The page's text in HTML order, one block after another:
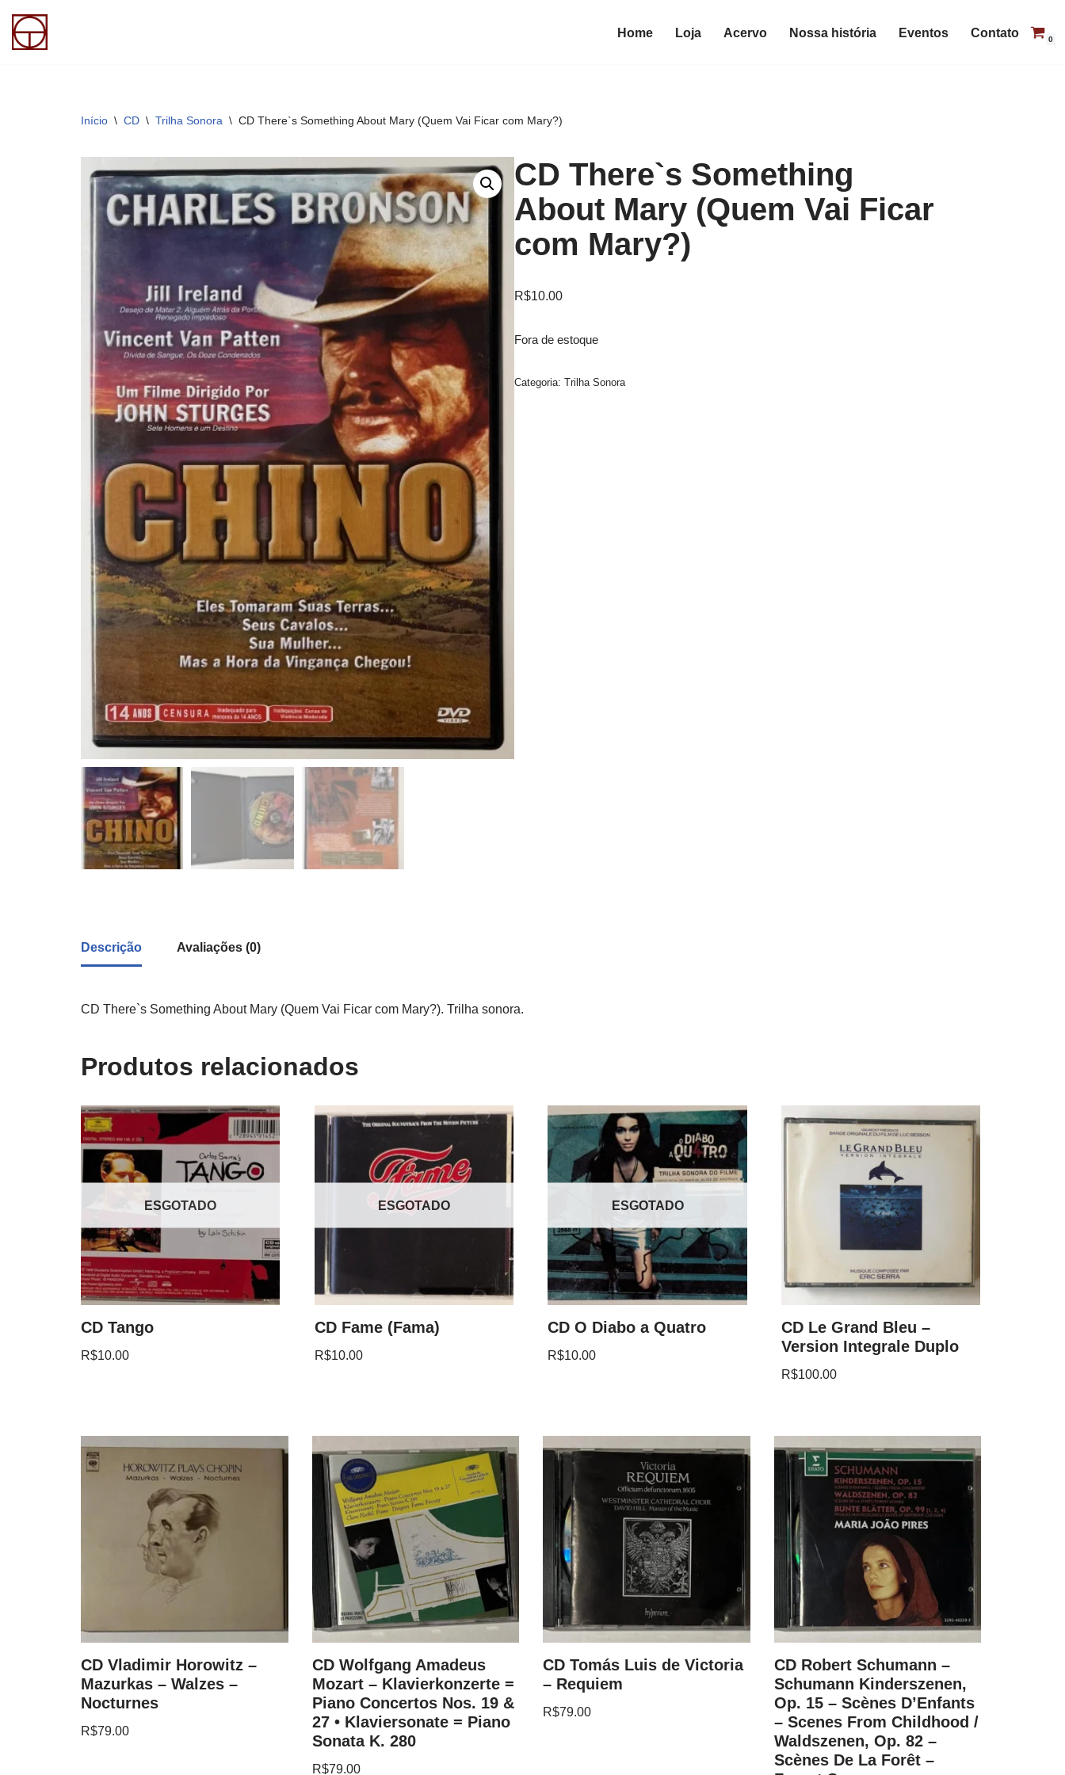
Pular
Home Loja Acervo Nossa história Eventos Contato 0
Início \ CD \ Trilha Sonora \ CD There`s Something About Mary (Quem Vai Ficar com Mary?)
CD There`s Something
About Mary (Quem Vai Ficar
com Mary?)
R$10.00
Fora de estoque
Categoria:Trilha Sonora
Descrição Avaliações (0)
CD There`s Something About Mary (Quem Vai Ficar com Mary?). Trilha sonora.
Produtos relacionados
ESGOTADO
CD Tango
R$10.00
ESGOTADO
CD Fame (Fama)
R$10.00
ESGOTADO
CD O Diabo a Quatro
R$10.00
CD Le Grand Bleu –
Version Integrale Duplo
R$100.00
CD Vladimir Horowitz –
Mazurkas – Walzes –
Nocturnes
R$79.00
CD Wolfgang Amadeus
Mozart – Klavierkonzerte =
Piano Concertos Nos. 19 &
27 • Klaviersonate = Piano
Sonata K. 280
R$79.00
CD Tomás Luis de Victoria
– Requiem
R$79.00
CD Robert Schumann –
Schumann Kinderszenen,
Op. 15 – Scènes D’Enfants
– Scenes From Childhood /
Waldszenen, Op. 82 –
Scènes De La Forêt –